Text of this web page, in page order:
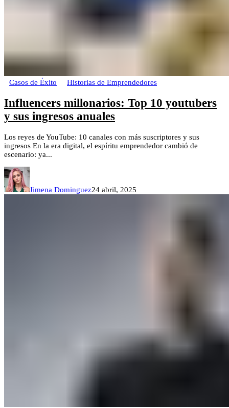
Casos de Éxito Historias de Emprendedores
Influencers millonarios: Top 10 youtubers
y sus ingresos anuales
Los reyes de YouTube: 10 canales con más suscriptores y sus
ingresos En la era digital, el espíritu emprendedor cambió de
escenario: ya...
Jimena Dominguez24 abril, 2025